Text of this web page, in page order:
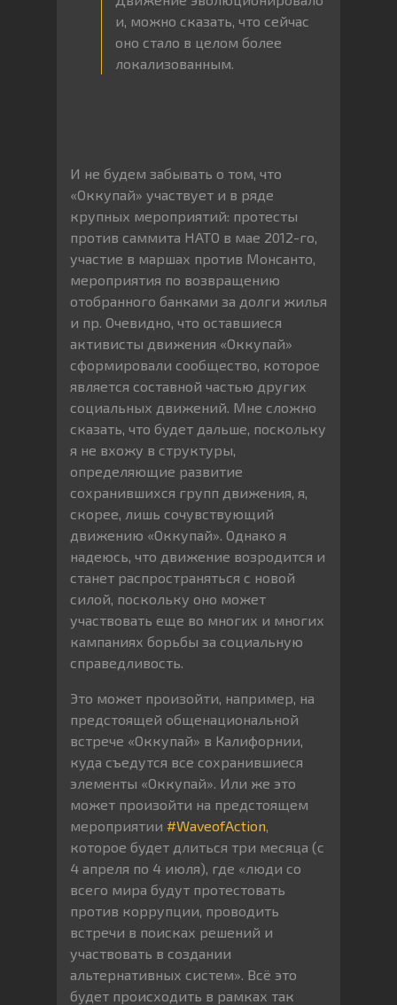
и, можно сказать, что сейчас
оно стало в целом более
локализованным.
И не будем забывать о том, что
«Оккупай» участвует и в ряде
крупных мероприятий: протесты
против саммита НАТО в мае 2012-го,
участие в маршах против Монсанто,
мероприятия по возвращению
отобранного банками за долги жилья
и пр. Очевидно, что оставшиеся
активисты движения «Оккупай»
сформировали сообщество, которое
является составной частью других
социальных движений. Мне сложно
сказать, что будет дальше, поскольку
я не вхожу в структуры,
определяющие развитие
сохранившихся групп движения, я,
скорее, лишь сочувствующий
движению «Оккупай». Однако я
надеюсь, что движение возродится и
станет распространяться с новой
силой, поскольку оно может
участвовать еще во многих и многих
кампаниях борьбы за социальную
справедливость.
Это может произойти, например, на
предстоящей общенациональной
встрече «Оккупай» в Калифорнии,
куда съедутся все сохранившиеся
элементы «Оккупай». Или же это
может произойти на предстоящем
мероприятии #WaveofAction
которое будет длиться три месяца (с
4 апреля по 4 июля), где «люди со
всего мира будут протестовать
против коррупции, проводить
встречи в поисках решений и
участвовать в создании
альтернативных систем». Всё это
будет происходить в рамках так